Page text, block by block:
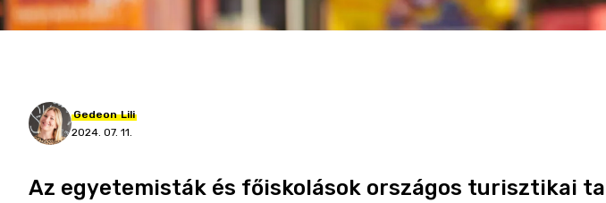
Gedeon Lili
2024. 07. 11.
Az egyetemisták és főiskolások országos turisztikai